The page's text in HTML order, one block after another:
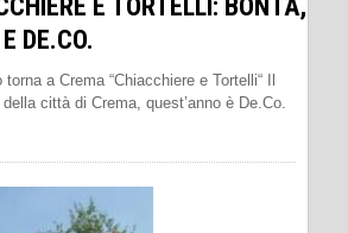
E TORTELLI: BONTÀ,
DE.CO.
torna a Crema “Chiacchiere e Tortelli“ Il
città di Crema, quest’anno è De.Co.